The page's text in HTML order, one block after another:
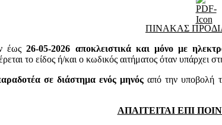
ΠΙΝΑΚΑΣ
έως26-05-2026 αποκλειστικά και μόνο με
είδος ή/και ο κωδικός αιτήματος όταν υπάρχει
σε διάστημα ενός μηνός από την υποβολή
ΑΠΑΙΤΕΙΤΑΙ ΕΠΙ